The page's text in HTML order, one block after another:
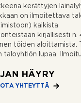
JAN HÄYRY
OTA YHTEYTTÄ
kerättyjen
on ilmoitettava
kaikista
kirjallisesti n.
töiden aloittamista.
taloyhtiön lupaa.
ulkopuolelle jäävät
ja tapetointityöt.
selvitys remontista,
tekoajankohdat.